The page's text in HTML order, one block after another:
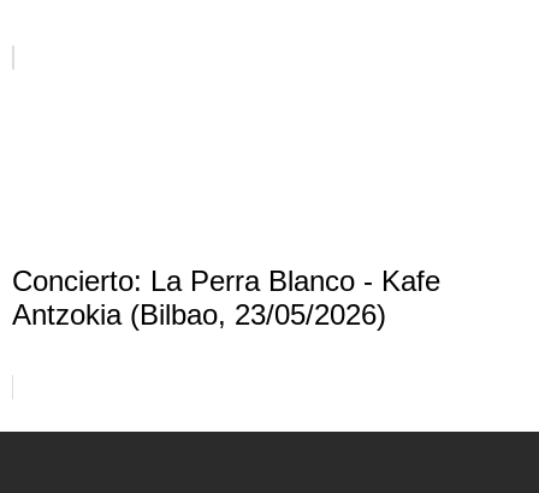
Concierto: La Perra Blanco - Kafe
Antzokia (Bilbao, 23/05/2026)